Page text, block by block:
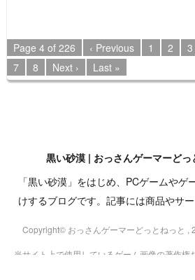
Page 4 of 226 ‹ Previous 1 2 3
7
8 Next › Last »
黒い砂漠 | おっさんゲーマーど
「黒い砂漠」をはじめ、PCゲームやゲ
けするブログです。記事には商品やサー
Copyright© おっさんゲーマーどっとねっと ,
当サイト上で使用しているゲーム画像の著作権